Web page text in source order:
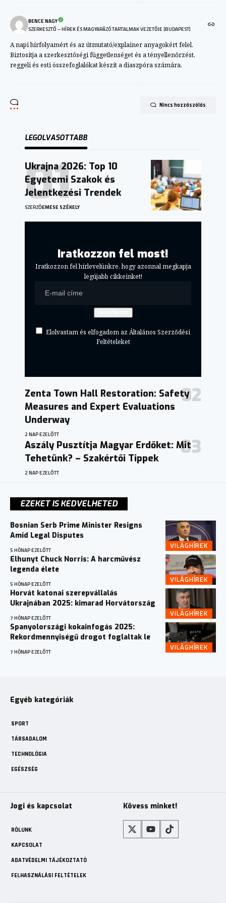
BENCE NAGY
SZERKESZTŐ – HÍREK ÉS MAGYARÁZÓ TARTALMAK VEZETŐJE (BUDAPEST)
A napi hírfolyamért és az útmutató/explainer anyagokért felel.
Biztosítja a szerkesztőségi függetlenséget és a tényellenőrzést,
reggeli és esti összefoglalókat készít a diaszpóra számára.
Nincs hozzászólás
LEGOLVASOTTABB
Ukrajna 2026: Top 10
Egyetemi Szakok és
Jelentkezési Trendek
SZERZŐEMESE SZÉKELY
Iratkozzon fel most!
Iratkozzon fel hírlevelünkre, hogy azonnal megkapja
legújabb cikkeinket!
Elolvastam és elfogadom az Általános Szerződési
Feltételeket
Zenta Town Hall Restoration: Safety
Measures and Expert Evaluations
Underway
2 NAP EZELŐTT
Aszály Pusztítja Magyar Erdőket: Mit
Tehetünk? – Szakértői Tippek
2 NAP EZELŐTT
EZEKET IS KEDVELHETED
VILÁGHÍREK
Bosnian Serb Prime Minister Resigns
Amid Legal Disputes
5 HÓNAP EZELŐTT
VILÁGHÍREK
Elhunyt Chuck Norris: A harcművész
legenda élete
5 HÓNAP EZELŐTT
VILÁGHÍREK
Horvát katonai szerepvállalás
Ukrajnában 2025: kimarad Horvátország
7 HÓNAP EZELŐTT
VILÁGHÍREK
Spanyolországi kokainfogás 2025:
Rekordmennyiségű drogot foglaltak le
7 HÓNAP EZELŐTT
Egyéb kategóriák
SPORT
TÁRSADALOM
TECHNOLÓGIA
EGÉSZSÉG
Jogi és kapcsolat
RÓLUNK
KAPCSOLAT
ADATVÉDELMI TÁJÉKOZTATÓ
FELHASZNÁLÁSI FELTÉTELEK
Kövess minket!